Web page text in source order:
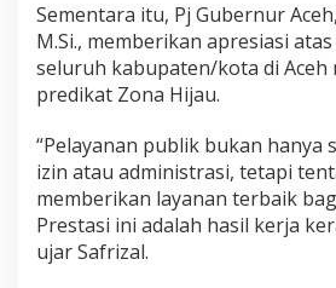
Sementara itu, Pj Gubernur
M.Si., memberikan apresiasi
seluruh kabupaten/kota di Aceh
predikat Zona Hijau.
“Pelayanan publik bukan hanya
izin atau administrasi, tetapi
memberikan layanan terbaik
Prestasi ini adalah hasil kerja
ujar Safrizal.